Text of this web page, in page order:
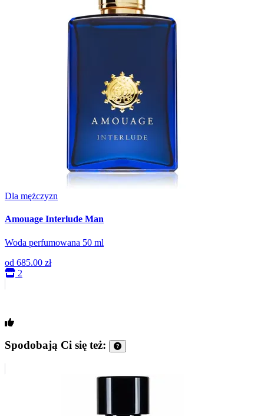
Dla mężczyzn
Amouage Interlude Man
Woda perfumowana 50 ml
od 685.00 zł
2
Spodobają Ci się też: